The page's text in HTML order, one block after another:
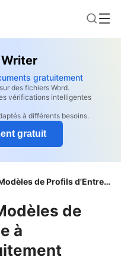
Writer
gratuitement
des fichiers Word.
vérifications intelligentes
à différents besoins.
gratuit
Les 10 Meilleurs Modèles de Profils d'Entreprise à Télécharger Gratuitement
de
à